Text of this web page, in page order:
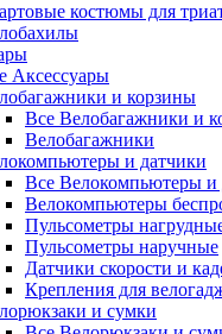
костюмы для
Аксессуары
и корзины
Все Велобагажники и
Велобагажники
и датчики
Все Велокомпьютеры и
Велокомпьютеры
Пульсометры
Пульсометры наручные
Датчики скорости и
Крепления для
и сумки